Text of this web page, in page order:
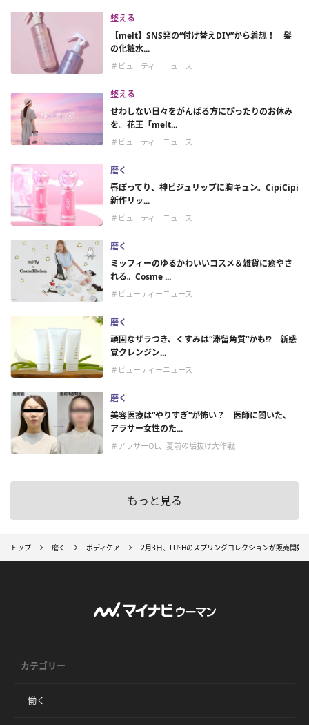
整える
【melt】SNS発の“付け替えDIY”から着想！ 髪
の化粧水...
＃ビューティーニュース
整える
せわしない日々をがんばる方にぴったりのお休み
を。花王「melt...
＃ビューティーニュース
磨く
唇ぽってり、神ビジュリップに胸キュン。CipiCipi
新作リッ...
＃ビューティーニュース
磨く
ミッフィーのゆるかわいいコスメ＆雑貨に癒やさ
れる。Cosme ...
＃ビューティーニュース
磨く
頑固なザラつき、くすみは“滞留角質”かも!? 新感
覚クレンジン...
＃ビューティーニュース
磨く
美容医療は“やりすぎ”が怖い？ 医師に聞いた、
アラサー女性のた...
＃アラサーOL、夏前の垢抜け大作戦
もっと見る
トップ 磨く ボディケア 2月3日、LUSHのスプリングコレクションが販売開始
カテゴリー
働く